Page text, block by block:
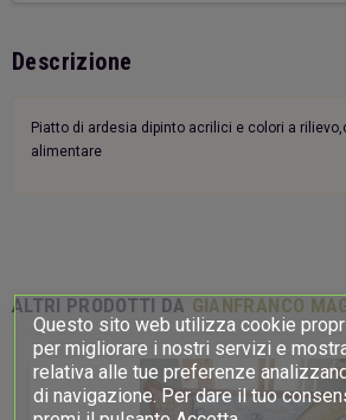
Descrizione
Piatto di ardesia dipinto acrilici e colori a
alimentare
ALTRI PRODOTTI DA GIANFRANCO
Questo sito web utilizza cookie
per migliorare i nostri servizi e
relativa alle tue preferenze
di navigazione. Per dare il tuo